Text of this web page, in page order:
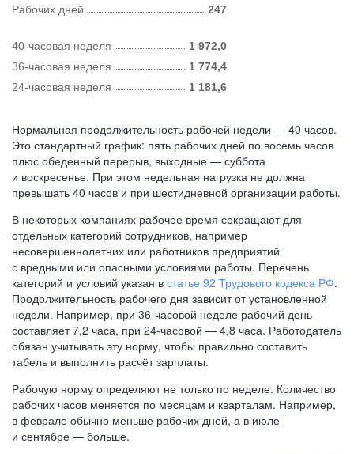
Рабочих дней 247
40-часовая неделя
1 972,0
36-часовая неделя
1 774,4
24-часовая неделя
1 181,6
Нормальная продолжительность рабочей недели — 40 часов.
Это стандартный график: пять рабочих дней по восемь часов
плюс обеденный перерыв, выходные — суббота
и воскресенье. При этом недельная нагрузка не должна
превышать 40 часов и при шестидневной организации работы.
В некоторых компаниях рабочее время сокращают для
отдельных категорий сотрудников, например
несовершеннолетних или работников предприятий
с вредными или опасными условиями работы. Перечень
категорий и условий указан в статье 92 Трудового кодекса РФ.
Продолжительность рабочего дня зависит от установленной
недели. Например, при 36-часовой неделе рабочий день
составляет 7,2 часа, при 24-часовой — 4,8 часа. Работодатель
обязан учитывать эту норму, чтобы правильно составить
табель и выполнить расчёт зарплаты.
Рабочую норму определяют не только по неделе. Количество
рабочих часов меняется по месяцам и кварталам. Например,
в феврале обычно меньше рабочих дней, а в июле
и сентябре — больше.